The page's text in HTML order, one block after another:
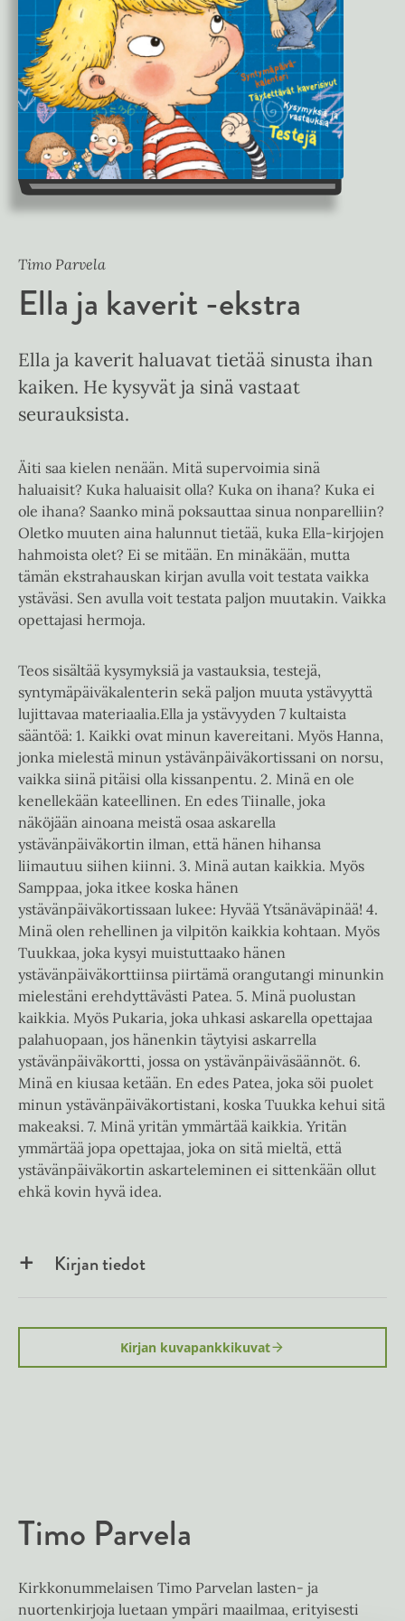
Timo Parvela
Ella ja kaverit -ekstra
Ella ja kaverit haluavat tietää sinusta ihan
kaiken. He kysyvät ja sinä vastaat
seurauksista.
Äiti saa kielen nenään. Mitä supervoimia sinä
haluaisit? Kuka haluaisit olla? Kuka on ihana? Kuka ei
ole ihana? Saanko minä poksauttaa sinua nonparelliin?
Oletko muuten aina halunnut tietää, kuka Ella-kirjojen
hahmoista olet? Ei se mitään. En minäkään, mutta
tämän ekstrahauskan kirjan avulla voit testata vaikka
ystäväsi. Sen avulla voit testata paljon muutakin. Vaikka
opettajasi hermoja.
Teos sisältää kysymyksiä ja vastauksia, testejä,
syntymäpäiväkalenterin sekä paljon muuta ystävyyttä
lujittavaa materiaalia.Ella ja ystävyyden 7 kultaista
sääntöä: 1. Kaikki ovat minun kavereitani. Myös Hanna,
jonka mielestä minun ystävänpäiväkortissani on norsu,
vaikka siinä pitäisi olla kissanpentu. 2. Minä en ole
kenellekään kateellinen. En edes Tiinalle, joka
näköjään ainoana meistä osaa askarella
ystävänpäiväkortin ilman, että hänen hihansa
liimautuu siihen kiinni. 3. Minä autan kaikkia. Myös
Samppaa, joka itkee koska hänen
ystävänpäiväkortissaan lukee: Hyvää Ytsänäväpinää! 4.
Minä olen rehellinen ja vilpitön kaikkia kohtaan. Myös
Tuukkaa, joka kysyi muistuttaako hänen
ystävänpäiväkorttiinsa piirtämä orangutangi minunkin
mielestäni erehdyttävästi Patea. 5. Minä puolustan
kaikkia. Myös Pukaria, joka uhkasi askarella opettajaa
palahuopaan, jos hänenkin täytyisi askarrella
ystävänpäiväkortti, jossa on ystävänpäiväsäännöt. 6.
Minä en kiusaa ketään. En edes Patea, joka söi puolet
minun ystävänpäiväkortistani, koska Tuukka kehui sitä
makeaksi. 7. Minä yritän ymmärtää kaikkia. Yritän
ymmärtää jopa opettajaa, joka on sitä mieltä, että
ystävänpäiväkortin askarteleminen ei sittenkään ollut
ehkä kovin hyvä idea.
Kirjan tiedot
Kirjan kuvapankkikuvat
Timo Parvela
Kirkkonummelaisen Timo Parvelan lasten- ja
nuortenkirjoja luetaan ympäri maailmaa, erityisesti